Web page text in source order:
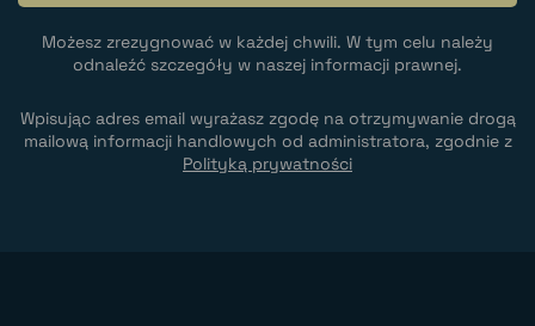
Możesz zrezygnować w każdej chwili. W tym celu należy
odnaleźć szczegóły w naszej informacji prawnej.
Wpisując adres email wyrażasz zgodę na otrzymywanie drogą
mailową informacji handlowych od administratora, zgodnie z
Polityką prywatności